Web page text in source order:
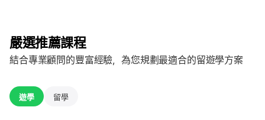
嚴選推薦課程
結合專業顧問的豐富經驗，為您規劃最適合的留遊學方案
遊學 留學